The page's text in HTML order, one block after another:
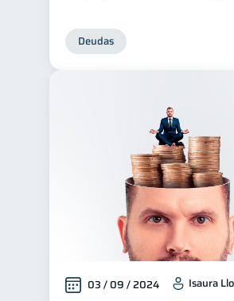
Deudas
03 / 09 / 2024 Isaura